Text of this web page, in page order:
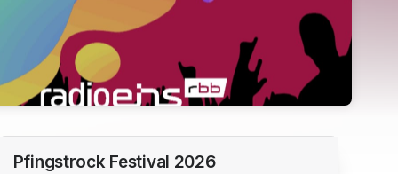
Pfingstrock Festival 2026